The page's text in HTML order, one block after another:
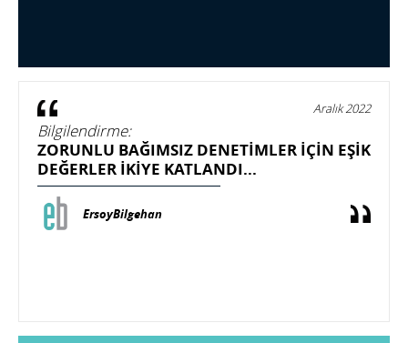
Aralık 2022
Bilgilendirme:
ZORUNLU BAĞIMSIZ DENETİMLER İÇİN EŞİK
DEĞERLER İKİYE KATLANDI...
ErsoyBilgehan